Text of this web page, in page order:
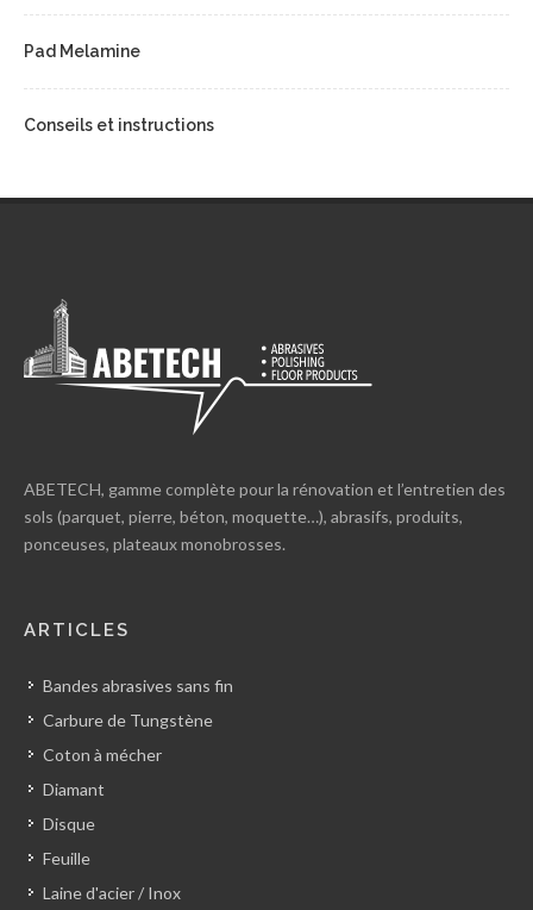
Pad Melamine
Conseils et instructions
ABETECH, gamme complète pour la rénovation et l’entretien des
sols (parquet, pierre, béton, moquette…), abrasifs, produits,
ponceuses, plateaux monobrosses.
ARTICLES
Bandes abrasives sans fin
Carbure de Tungstène
Coton à mécher
Diamant
Disque
Feuille
Laine d'acier / Inox